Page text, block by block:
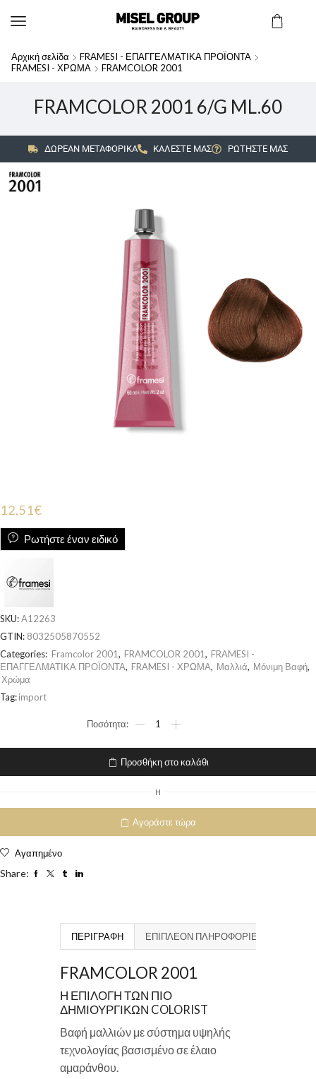
Αρχική σελίδα
FRAMESI - ΕΠΑΓΓΕΛΜΑΤΙΚΑ ΠΡΟΪΟΝΤΑ
FRAMESI - ΧΡΩΜΑ
FRAMCOLOR 2001
FRAMCOLOR 2001 6/G ML.60
ΔΩΡΕΑΝ ΜΕΤΑΦΟΡΙΚΑ ΚΑΛΕΣΤΕ ΜΑΣ ΡΩΤΗΣΤΕ ΜΑΣ
12,51€
Ρωτήστε έναν ειδικό
SKU:A12263
GTIN: 8032505870552
Categories: Framcolor 2001, FRAMCOLOR 2001, FRAMESI -
ΕΠΑΓΓΕΛΜΑΤΙΚΑ ΠΡΟΪΟΝΤΑ, FRAMESI - ΧΡΩΜΑ, Μαλλιά, Μόνιμη Βαφή,
Χρώμα
Tag:import
Προσθήκη στο καλάθι
H
Αγοράστε τώρα
Αγαπημένο
Share:
ΠΕΡΙΓΡΑΦΉ ΕΠΙΠΛΈΟΝ ΠΛΗΡΟΦΟΡΊΕΣ
FRAMCOLOR 2001
Η ΕΠΙΛΟΓΗ ΤΩΝ ΠΙΟ
ΔΗΜΙΟΥΡΓΙΚΩΝ COLORIST
Βαφή μαλλιών με σύστημα υψηλής
τεχνολογίας βασισμένο σε έλαιο
αμαράνθου.